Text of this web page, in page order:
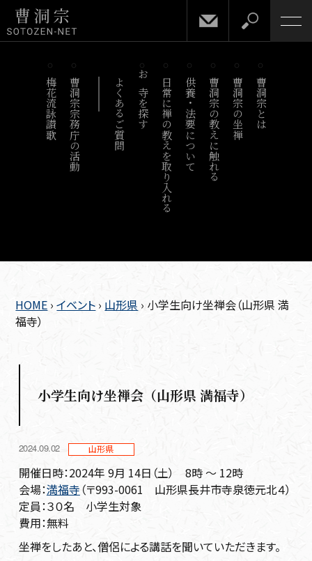
梅花流詠讃歌 曹洞宗宗務庁の活動 よくあるご質問 お寺を探す 日常に禅の教えを取り入れる供養・法要について曹洞宗の教えに触れる 曹洞宗の坐禅 曹洞宗とは
HOME › イベント › 山形県 › 小学生向け坐禅会（山形県 満
福寺）
小学生向け坐禅会（山形県 満福寺）
2024.09.02 山形県
開催日時：2024年 9月 14日（土） 8時 ～ 12時
会場：満福寺 （〒993-0061 山形県長井市寺泉徳元北４）
定員：３０名 小学生対象
費用：無料
坐禅をしたあと、僧侶による講話を聞いていただきます。